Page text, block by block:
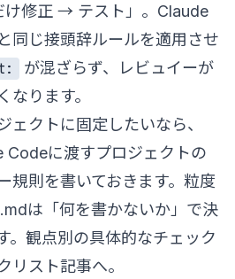
修正 → テスト」。Claude
同じ接頭辞ルールを適用させ
が混ざらず、レビュイーが
なります。
ェクトに固定したいなら、
Codeに渡すプロジェクトの
規則を書いておきます。粒度
は「何を書かないか」で決
。観点別の具体的なチェック
リスト記事へ。